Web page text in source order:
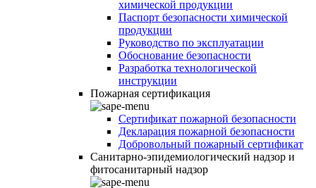
химической продукции
Паспорт безопасности химической
продукции
Руководство по эксплуатации
Обоснование безопасности
Разработка технологической
инструкции
Пожарная сертификация
Сертификат пожарной безопасности
Декларация пожарной безопасности
Добровольный пожарный сертификат
Санитарно-эпидемиологический надзор и
фитосанитарный надзор